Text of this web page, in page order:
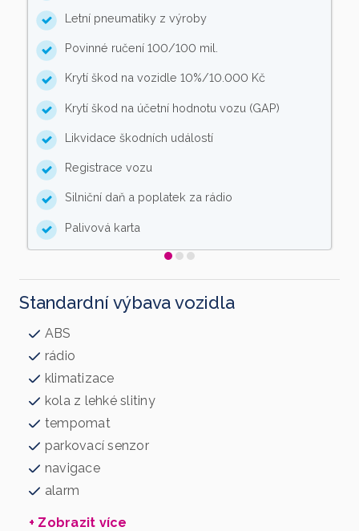
Letní pneumatiky z výroby
Povinné ručení 100/100 mil.
Krytí škod na vozidle 10%/10.000 Kč
Krytí škod na účetní hodnotu vozu (GAP)
Likvidace škodních událostí
Registrace vozu
Silniční daň a poplatek za rádio
Palivová karta
Standardní výbava vozidla
ABS
rádio
klimatizace
kola z lehké slitiny
tempomat
parkovací senzor
navigace
alarm
+ Zobrazit více